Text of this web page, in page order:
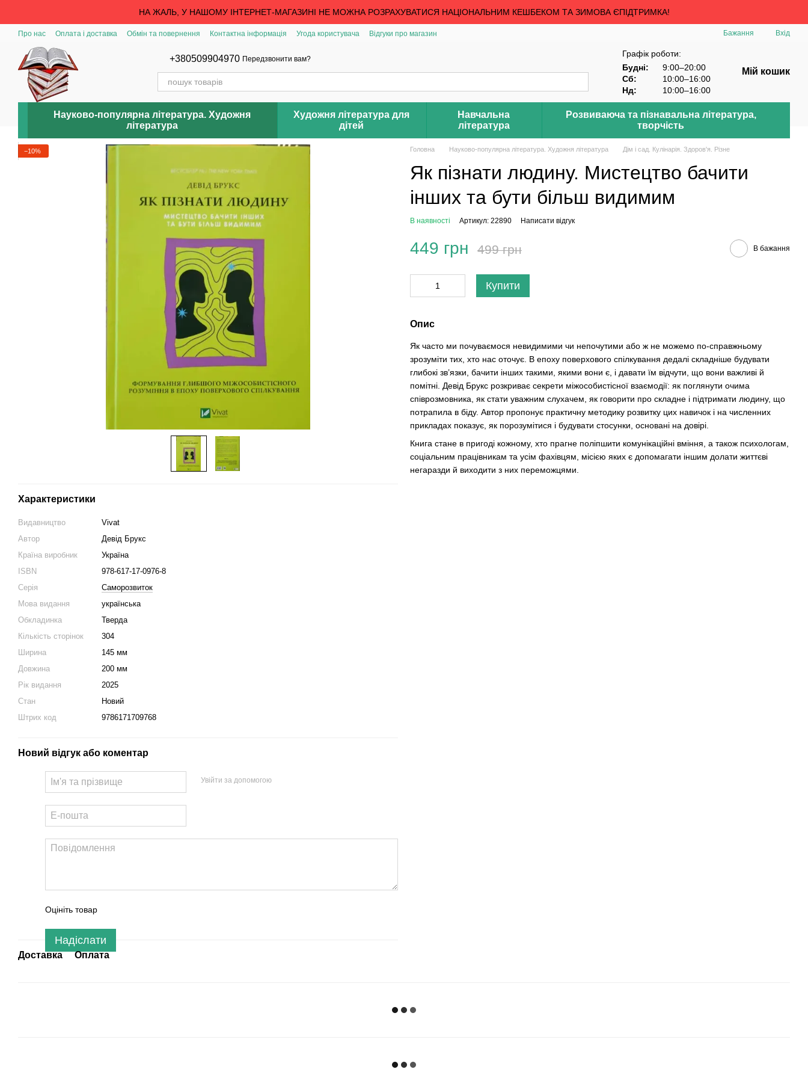
НА ЖАЛЬ, У НАШОМУ ІНТЕРНЕТ-МАГАЗИНІ НЕ МОЖНА РОЗРАХУВАТИСЯ НАЦІОНАЛЬНИМ КЕШБЕКОМ ТА ЗИМОВА ЄПІДТРИМКА!
Про нас Оплата і доставка Обмін та повернення Контактна інформація Угода користувача Відгуки про магазин Бажання Вхід
+380509904970 Передзвонити вам?
Графік роботи:
Будні:
9:00–20:00
Сб:
10:00–16:00
Нд:
10:00–16:00
Мій кошик
Науково-популярна література. Художня
література
Художня література для
дітей
Навчальна
література
Розвиваюча та пізнавальна література,
творчість
−10%
Характеристики
Видавництво
Vivat
Автор
Девід Брукс
Країна виробник
Україна
ISBN
978-617-17-0976-8
Серія
Саморозвиток
Мова видання
українська
Обкладинка
Тверда
Кількість сторінок
304
Ширина
145 мм
Довжина
200 мм
Рік видання
2025
Стан
Новий
Штрих код
9786171709768
Новий відгук або коментар
Увійти за допомогою
Оцініть товар
Надіслати
Доставка Оплата
Головна Науково-популярна література. Художня література Дім і сад. Кулінарія. Здоров'я. Різне
Як пізнати людину. Мистецтво бачити
інших та бути більш видимим
В наявності Артикул: 22890 Написати відгук
449 грн 499 грн В бажання
Купити
Опис
Як часто ми почуваємося невидимими чи непочутими або ж не можемо по-справжньому
зрозуміти тих, хто нас оточує. В епоху поверхового спілкування дедалі складніше будувати
глибокі зв’язки, бачити інших такими, якими вони є, і давати їм відчути, що вони важливі й
помітні. Девід Брукс розкриває секрети міжособистісної взаємодії: як поглянути очима
співрозмовника, як стати уважним слухачем, як говорити про складне і підтримати людину, що
потрапила в біду. Автор пропонує практичну методику розвитку цих навичок і на численних
прикладах показує, як порозумітися і будувати стосунки, основані на довірі.
Книга стане в пригоді кожному, хто прагне поліпшити комунікаційні вміння, а також психологам,
соціальним працівникам та усім фахівцям, місією яких є допомагати іншим долати життєві
негаразди й виходити з них переможцями.